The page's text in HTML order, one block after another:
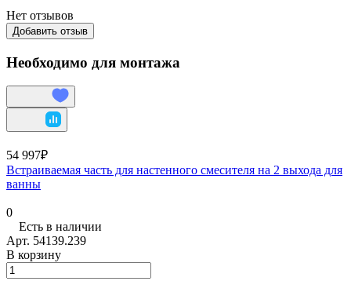
Нет отзывов
Добавить отзыв
Необходимо для монтажа
54 997₽
Встраиваемая часть для настенного смесителя на 2 выхода для
ванны
0
Есть в наличии
Арт. 54139.239
В корзину